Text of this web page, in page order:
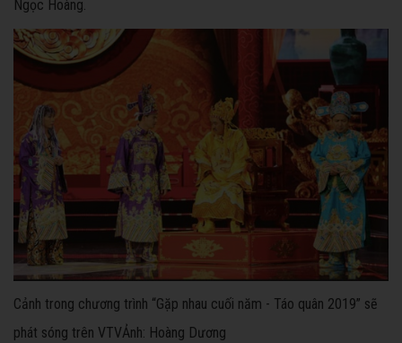
Ngọc Hoàng.
Cảnh trong chương trình “Gặp nhau cuối năm - Táo quân 2019” sẽ
phát sóng trên VTVẢnh: Hoàng Dương